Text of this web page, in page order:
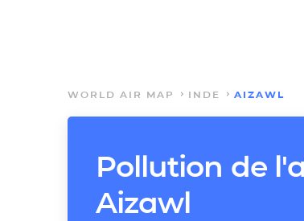
WORLD AIR MAP INDE AIZAWL
Pollution de
Aizawl